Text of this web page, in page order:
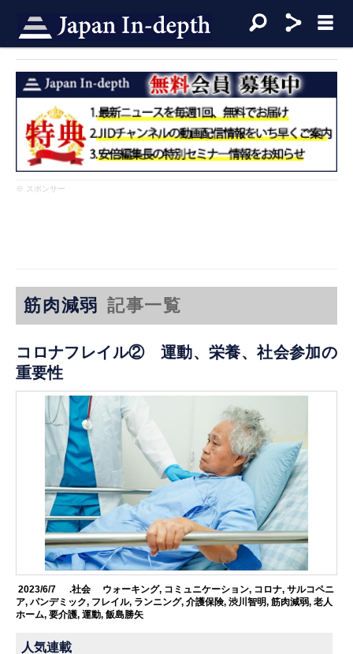
※ スポンサー
筋肉減弱 記事一覧
コロナフレイル② 運動、栄養、社会参加の
重要性
2023/6/7 .社会 ウォーキング, コミュニケーション, コロナ, サルコペニ
ア,パンデミック, フレイル, ランニング,介護保険,渋川智明,筋肉減弱,老人
ホーム,要介護,運動,飯島勝矢
人気連載